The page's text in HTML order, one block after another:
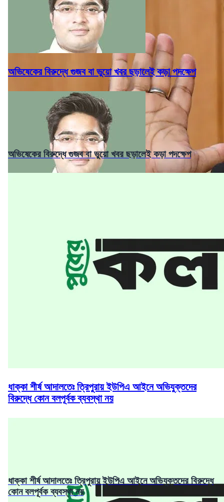
অভিষেকের বিরুদ্ধে গুজব বা ভুয়ো খবর ছড়ালেই কড়া পদক্ষেপ
অভিষেকের বিরুদ্ধে গুজব বা ভুয়ো খবর ছড়ালেই কড়া পদক্ষেপ
ধাক্কা শীর্ষ আদালতেঃ ত্রিপুরায় ইউপিএ আইনে অভিযুক্তদের
বিরুদ্ধে কোন বলপূর্বক ব্যবস্থা নয়
ধাক্কা শীর্ষ আদালতেঃ ত্রিপুরায় ইউপিএ আইনে অভিযুক্তদের বিরুদ্ধে
কোন বলপূর্বক ব্যবস্থা নয়